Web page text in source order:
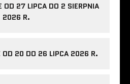
OD 27 LIPCA DO 2 SIERPNIA
2026 R.
OD 20 DO 26 LIPCA 2026 R.